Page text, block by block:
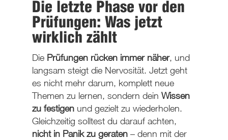
Die letzte Phase vor den
Prüfungen: Was jetzt
wirklich zählt
Die Prüfungen rücken immer näher, und
langsam steigt die Nervosität. Jetzt geht
es nicht mehr darum, komplett neue
Themen zu lernen, sondern dein Wissen
zu festigenund gezielt zu wiederholen.
Gleichzeitig solltest du darauf achten,
nicht in Panik zu geraten– denn mit der